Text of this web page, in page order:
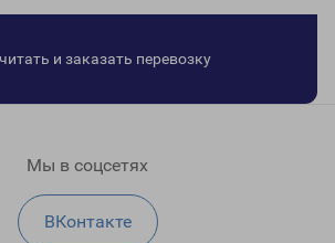
и заказать перевозку
Мы в соцсетях
ВКонтакте